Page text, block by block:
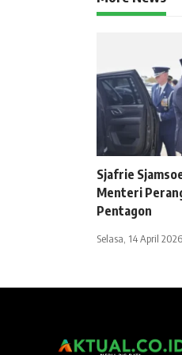
Sjafrie
Menteri
Pentagon
Selasa, 14 April 2026